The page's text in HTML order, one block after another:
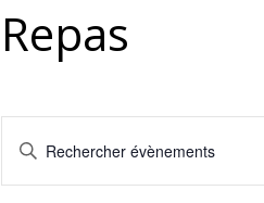
Repas
Recherche
et
Saisir
mot-
clé.